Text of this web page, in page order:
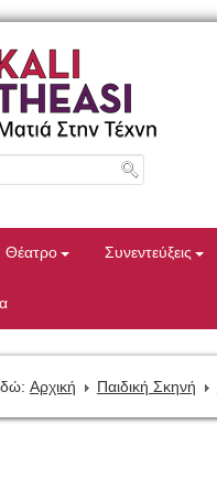
Θέατρο Συνεντεύξεις
Αρχική Παιδική Σκηνή